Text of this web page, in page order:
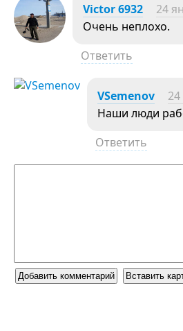
Victor 6932 24
Очень неплохо.
Ответить
VSemenov
Наши люди
Ответить